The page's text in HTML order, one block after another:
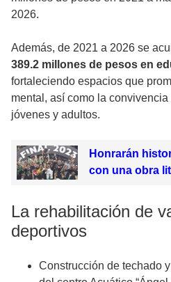
2026.
Además, de 2021 a 2026 se
389.2 millones de pesos en
fortaleciendo espacios que
mental, así como la
jóvenes y adultos.
Honrarán
con una obra
La rehabilitación de
deportivos
Construcción de techado